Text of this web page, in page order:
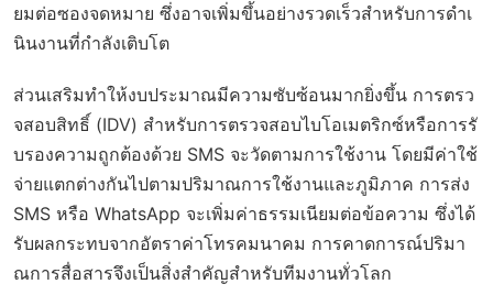
ยมต่อซองจดหมาย ซึ่งอาจเพิ่มขึ้นอย่างรวดเร็วสำหรับการดำเ
นินงานที่กำลังเติบโต
ส่วนเสริมทำให้งบประมาณมีความซับซ้อนมากยิ่งขึ้น การตรว
จสอบสิทธิ์ (IDV) สำหรับการตรวจสอบไบโอเมตริกซ์หรือการรั
บรองความถูกต้องด้วย SMS จะวัดตามการใช้งาน โดยมีค่าใช้
จ่ายแตกต่างกันไปตามปริมาณการใช้งานและภูมิภาค การส่ง
SMS หรือ WhatsApp จะเพิ่มค่าธรรมเนียมต่อข้อความ ซึ่งได้
รับผลกระทบจากอัตราค่าโทรคมนาคม การคาดการณ์ปริมา
ณการสื่อสารจึงเป็นสิ่งสำคัญสำหรับทีมงานทั่วโลก